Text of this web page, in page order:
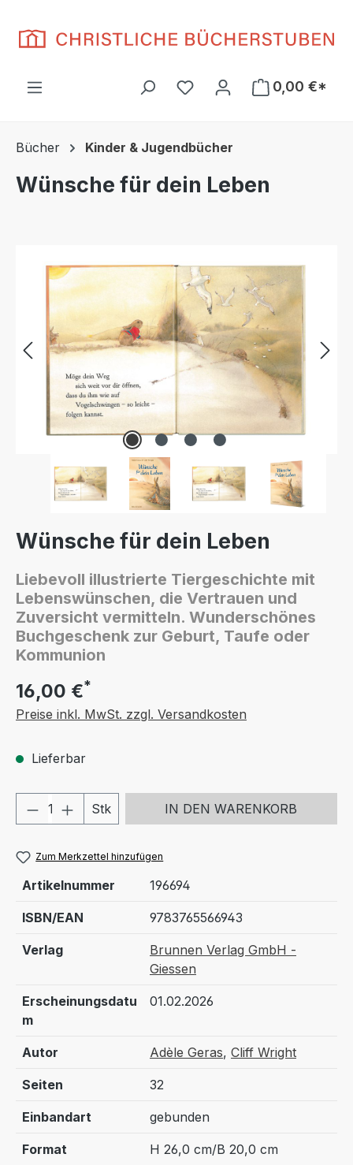
Du hast 0 Produkte auf
0,00 €*
Bücher Kinder & Jugendbücher
Wünsche für dein Leben
Wünsche für dein Leben
Liebevoll illustrierte Tiergeschichte mit
Lebenswünschen, die Vertrauen und
Zuversicht vermitteln. Wunderschönes
Buchgeschenk zur Geburt, Taufe oder
Kommunion
16,00 €*
Preise inkl. MwSt. zzgl. Versandkosten
Lieferbar
Produkt Anzahl: Gib den
Stk IN DEN WARENKORB
Zum Merkzettel hinzufügen
Artikelnummer 196694
ISBN/EAN 9783765566943
Verlag
Brunnen Verlag GmbH -
Giessen
Erscheinungsdatu
m
01.02.2026
Autor Adèle Geras, Cliff Wright
Seiten 32
Einbandart gebunden
Format H 26,0 cm/B 20,0 cm